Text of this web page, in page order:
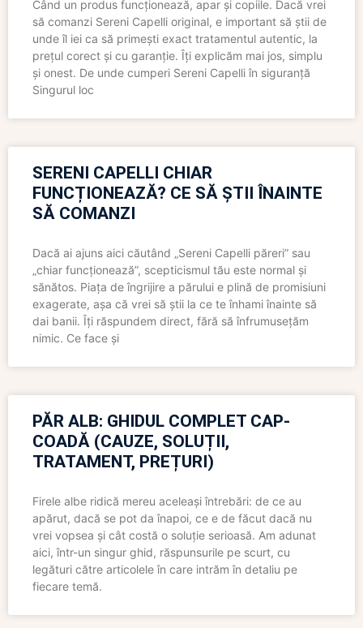
Când un produs funcționează, apar și copiile. Dacă vrei
să comanzi Sereni Capelli original, e important să știi de
unde îl iei ca să primești exact tratamentul autentic, la
prețul corect și cu garanție. Îți explicăm mai jos, simplu
și onest. De unde cumperi Sereni Capelli în siguranță
Singurul loc
SERENI CAPELLI CHIAR
FUNCȚIONEAZĂ? CE SĂ ȘTII ÎNAINTE
SĂ COMANZI
Dacă ai ajuns aici căutând „Sereni Capelli păreri” sau
„chiar funcționează”, scepticismul tău este normal și
sănătos. Piața de îngrijire a părului e plină de promisiuni
exagerate, așa că vrei să știi la ce te înhami înainte să
dai banii. Îți răspundem direct, fără să înfrumusețăm
nimic. Ce face și
PĂR ALB: GHIDUL COMPLET CAP-
COADĂ (CAUZE, SOLUȚII,
TRATAMENT, PREȚURI)
Firele albe ridică mereu aceleași întrebări: de ce au
apărut, dacă se pot da înapoi, ce e de făcut dacă nu
vrei vopsea și cât costă o soluție serioasă. Am adunat
aici, într-un singur ghid, răspunsurile pe scurt, cu
legături către articolele în care intrăm în detaliu pe
fiecare temă.